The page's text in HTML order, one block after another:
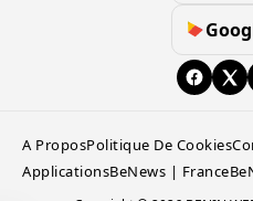
A ProposPolitique De Cookies
ApplicationsBeNews | France